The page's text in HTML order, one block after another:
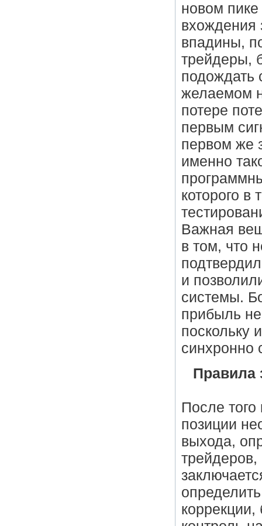
новом
вхождения
впадины,
трейдеры,
подождать
желаемом
потере
первым
первом же
именно
которого в
Важная
в том, что
и
системы.
прибыль
поскольку
синхронно
Правила
После
позиции
выхода,
коррекции,